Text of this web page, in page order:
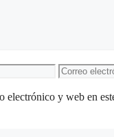
Correo
electrónico
electrónico y web en